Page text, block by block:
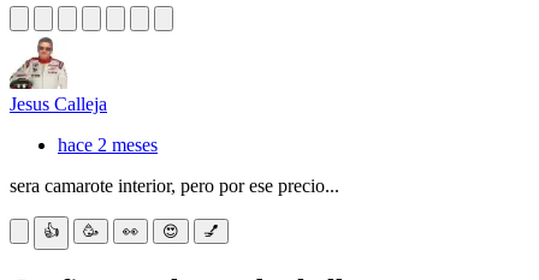
Jesus Calleja
hace 2 meses
sera camarote interior, pero por ese precio...
👍 🥳 👀 😍 💅